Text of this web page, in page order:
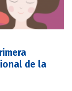
de la